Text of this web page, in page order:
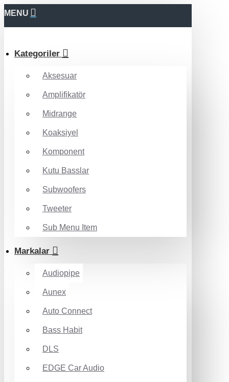
MENU
Kategoriler
Aksesuar
Amplifikatör
Midrange
Koaksiyel
Komponent
Kutu Basslar
Subwoofers
Tweeter
Sub Menu Item
Markalar
Audiopipe
Aunex
Auto Connect
Bass Habit
DLS
EDGE Car Audio